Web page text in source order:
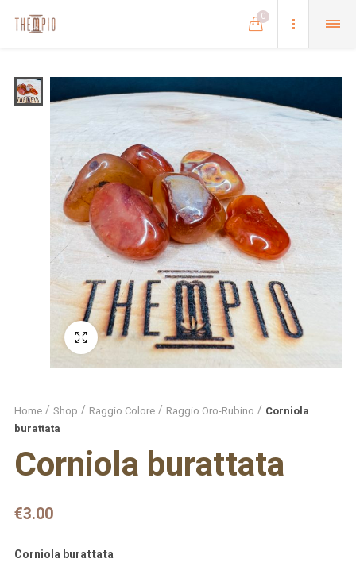
0
Schermo intero
Home Shop Raggio Colore Raggio Oro-Rubino
Corniola
burattata
Corniola burattata
€3.00
Corniola burattata